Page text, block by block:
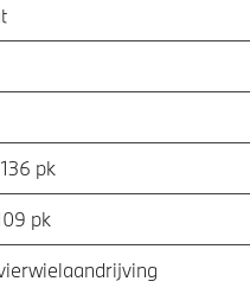
pk
pk